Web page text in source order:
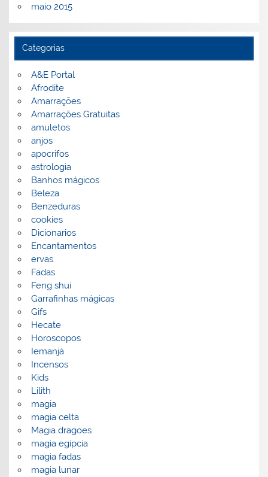
maio 2015
Categorias
A&E Portal
Afrodite
Amarrações
Amarrações Gratuitas
amuletos
anjos
apocrifos
astrologia
Banhos mágicos
Beleza
Benzeduras
cookies
Dicionarios
Encantamentos
ervas
Fadas
Feng shui
Garrafinhas mágicas
Gifs
Hecate
Horoscopos
Iemanjá
Incensos
Kids
Lilith
magia
magia celta
Magia dragoes
magia egipcia
magia fadas
magia lunar